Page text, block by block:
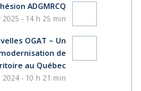
ADGMRCQ
2025 - 14 h 25 min
OGAT – Un
de
au Québec
- 10 h 21 min